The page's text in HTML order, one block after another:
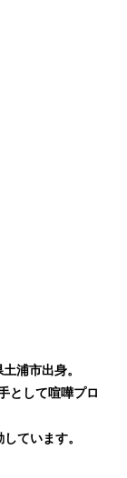
浦市出身。
として喧嘩プロ
ています。